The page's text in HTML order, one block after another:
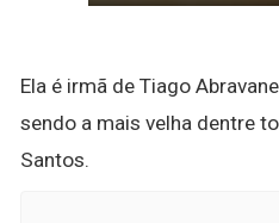
Ela é irmã de Tiago
sendo a mais velha dentre
Santos.